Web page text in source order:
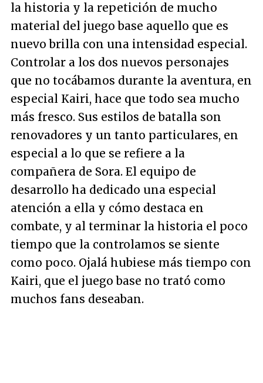
la historia y la repetición de mucho
material del juego base aquello que es
nuevo brilla con una intensidad especial.
Controlar a los dos nuevos personajes
que no tocábamos durante la aventura, en
especial Kairi, hace que todo sea mucho
más fresco. Sus estilos de batalla son
renovadores y un tanto particulares, en
especial a lo que se refiere a la
compañera de Sora. El equipo de
desarrollo ha dedicado una especial
atención a ella y cómo destaca en
combate, y al terminar la historia el poco
tiempo que la controlamos se siente
como poco. Ojalá hubiese más tiempo con
Kairi, que el juego base no trató como
muchos fans deseaban.